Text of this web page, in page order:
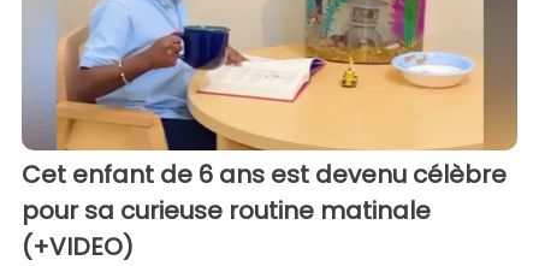
Cet enfant de 6 ans est devenu célèbre
pour sa curieuse routine matinale
(+VIDEO)